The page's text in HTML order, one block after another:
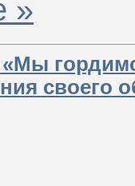
»
своего